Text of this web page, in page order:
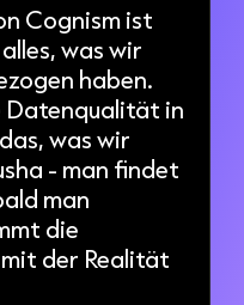
Cognism ist
was wir
haben.
Datenqualität in
was wir
- man findet
man
die
der Realität